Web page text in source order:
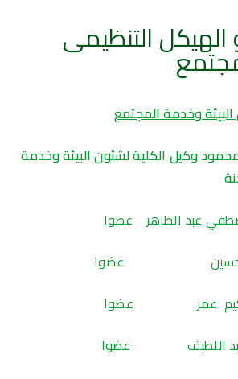
التنظيمى
وخدمة المجتمع
وكيل الكلية لشئون البيئة وخدمة
عبد الظاهر عضوا
حسين عضوا
الحكيم عمر عضوا
عبد اللطيف عضوا